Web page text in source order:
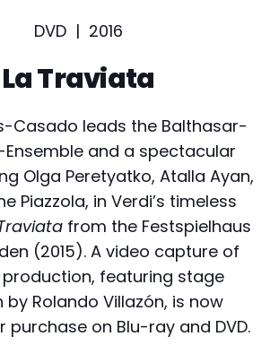
DVD | 2016
La Traviata
Casado leads the Balthasar-
Ensemble and a spectacular
Olga Peretyatko, Atalla Ayan,
Piazzola, in Verdi’s timeless
from the Festspielhaus
(2015). A video capture of
production, featuring stage
by Rolando Villazón, is now
purchase on Blu-ray and DVD.